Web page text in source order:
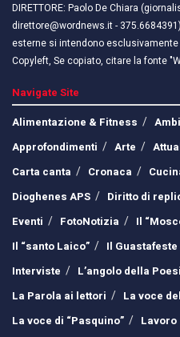
DIRETTORE: Paolo De Chiara
direttore@wordnews.it -
esterne si intendono
Copyleft, Se copiato, citare la fonte
Navigate Site
Alimentazione & Fitness
Approfondimenti
Arte
Carta canta
Cronaca
Dioghenes APS
Diritto di
Eventi
FotoNotizia
Il
Il “santo Laico”
Il Guastafeste
Interviste
L’angolo della
La Parola ai lettori
La voce
La voce di “Pasquino”
Lavoro